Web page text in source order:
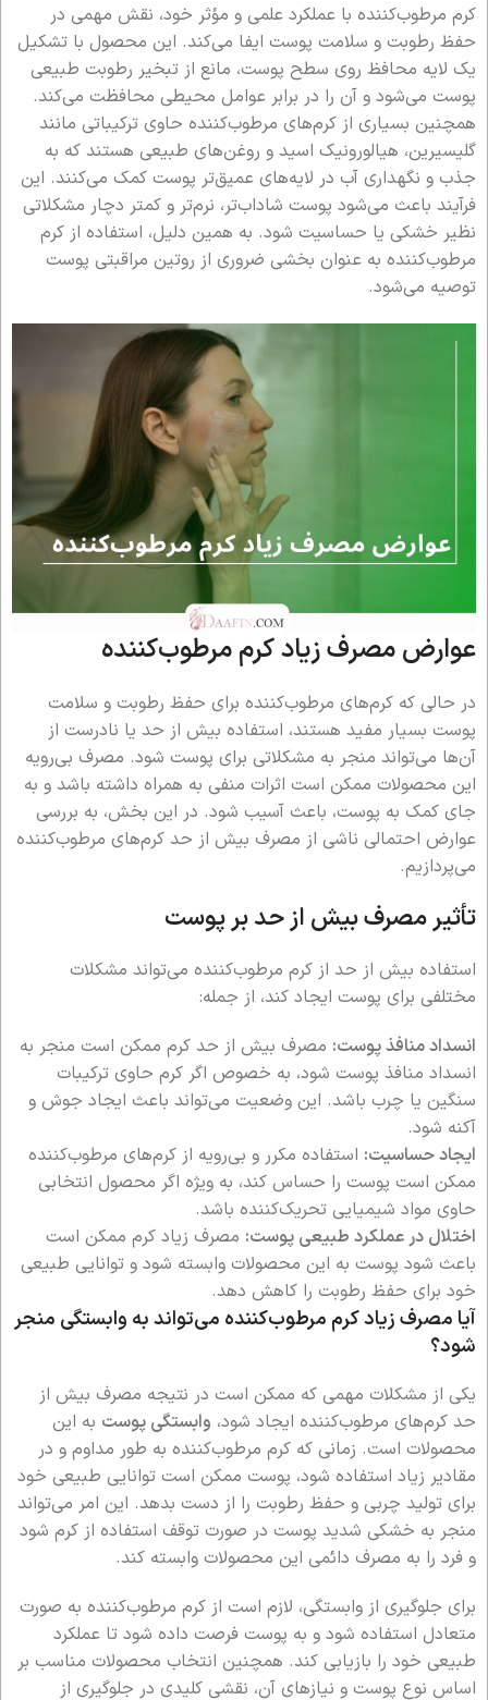
کرم مرطوب‌کننده با عملکرد علمی و مؤثر خود، نقش مهمی در
حفظ رطوبت و سلامت پوست ایفا می‌کند. این محصول با تشکیل
یک لایه محافظ روی سطح پوست، مانع از تبخیر رطوبت طبیعی
پوست می‌شود و آن را در برابر عوامل محیطی محافظت می‌کند.
همچنین بسیاری از کرم‌های مرطوب‌کننده حاوی ترکیباتی مانند
گلیسیرین، هیالورونیک اسید و روغن‌های طبیعی هستند که به
جذب و نگهداری آب در لایه‌های عمیق‌تر پوست کمک می‌کنند. این
فرآیند باعث می‌شود پوست شاداب‌تر، نرم‌تر و کمتر دچار مشکلاتی
نظیر خشکی یا حساسیت شود. به همین دلیل، استفاده از کرم
مرطوب‌کننده به عنوان بخشی ضروری از روتین مراقبتی پوست
توصیه می‌شود.
عوارض مصرف زیاد کرم مرطوب‌کننده
در حالی که کرم‌های مرطوب‌کننده برای حفظ رطوبت و سلامت
پوست بسیار مفید هستند، استفاده بیش از حد یا نادرست از
آن‌ها می‌تواند منجر به مشکلاتی برای پوست شود. مصرف بی‌رویه
این محصولات ممکن است اثرات منفی به همراه داشته باشد و به
جای کمک به پوست، باعث آسیب شود. در این بخش، به بررسی
عوارض احتمالی ناشی از مصرف بیش از حد کرم‌های مرطوب‌کننده
می‌پردازیم.
تأثیر مصرف بیش از حد بر پوست
استفاده بیش از حد از کرم مرطوب‌کننده می‌تواند مشکلات
مختلفی برای پوست ایجاد کند، از جمله:
انسداد منافذ پوست: مصرف بیش از حد کرم ممکن است منجر به
انسداد منافذ پوست شود، به خصوص اگر کرم حاوی ترکیبات
سنگین یا چرب باشد. این وضعیت می‌تواند باعث ایجاد جوش و
آکنه شود.
ایجاد حساسیت: استفاده مکرر و بی‌رویه از کرم‌های مرطوب‌کننده
ممکن است پوست را حساس کند، به ویژه اگر محصول انتخابی
حاوی مواد شیمیایی تحریک‌کننده باشد.
اختلال در عملکرد طبیعی پوست: مصرف زیاد کرم ممکن است
باعث شود پوست به این محصولات وابسته شود و توانایی طبیعی
خود برای حفظ رطوبت را کاهش دهد.
آیا مصرف زیاد کرم مرطوب‌کننده می‌تواند به وابستگی منجر
شود؟
یکی از مشکلات مهمی که ممکن است در نتیجه مصرف بیش از
حد کرم‌های مرطوب‌کننده ایجاد شود، وابستگی پوست به این
محصولات است. زمانی که کرم مرطوب‌کننده به طور مداوم و در
مقادیر زیاد استفاده شود، پوست ممکن است توانایی طبیعی خود
برای تولید چربی و حفظ رطوبت را از دست بدهد. این امر می‌تواند
منجر به خشکی شدید پوست در صورت توقف استفاده از کرم شود
و فرد را به مصرف دائمی این محصولات وابسته کند.
برای جلوگیری از وابستگی، لازم است از کرم مرطوب‌کننده به صورت
متعادل استفاده شود و به پوست فرصت داده شود تا عملکرد
طبیعی خود را بازیابی کند. همچنین انتخاب محصولات مناسب بر
اساس نوع پوست و نیازهای آن، نقشی کلیدی در جلوگیری از